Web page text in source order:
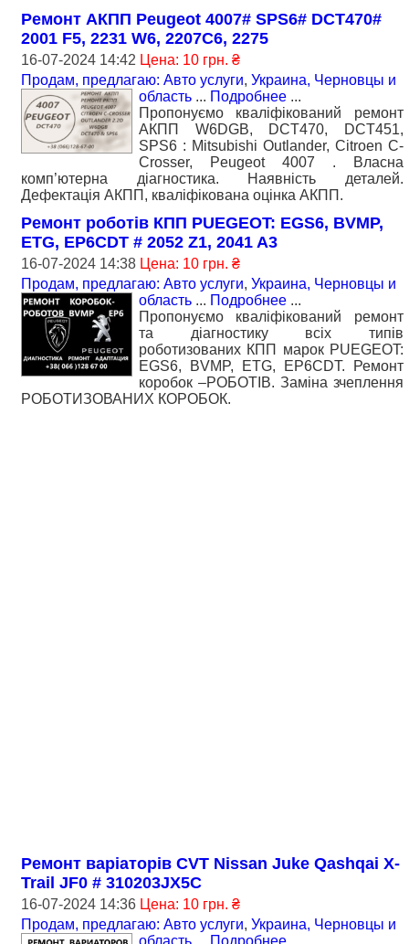
Ремонт АКПП Peugeot 4007# SPS6# DCT470#
2001 F5, 2231 W6, 2207C6, 2275
16-07-2024 14:42 Цена: 10 грн. ₴
Продам, предлагаю: Авто услуги, Украина, Черновцы и
область ... Подробнее ...
Пропонуємо кваліфікований ремонт
АКПП W6DGB, DCT470, DCT451,
SPS6 : Mitsubishi Outlander, Citroen C-
Crosser, Peugeot 4007 . Власна
комп’ютерна діагностика. Наявність деталей.
Дефектація АКПП, кваліфікована оцінка АКПП.
Ремонт роботів КПП PUEGEOT: EGS6, BVMP,
ETG, EP6CDT # 2052 Z1, 2041 A3
16-07-2024 14:38 Цена: 10 грн. ₴
Продам, предлагаю: Авто услуги, Украина, Черновцы и
область ... Подробнее ...
Пропонуємо кваліфікований ремонт
та діагностику всіх типів
роботизованих КПП марок PUEGEOT:
EGS6, BVMP, ETG, EP6CDT. Ремонт
коробок –РОБОТІВ. Заміна зчеплення
РОБОТИЗОВАНИХ КОРОБОК.
Ремонт варіаторів CVT Nissan Juke Qashqai X-
Trail JF0 # 310203JX5C
16-07-2024 14:36 Цена: 10 грн. ₴
Продам, предлагаю: Авто услуги, Украина, Черновцы и
область
Подробнее